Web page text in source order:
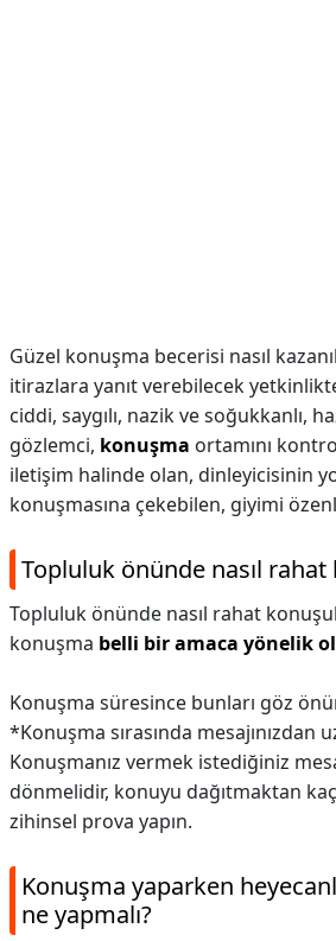
Güzel konuşma becerisi nasıl
itirazlara yanıt verebilecek
ciddi, saygılı, nazik ve soğukkanlı,
gözlemci, konuşma ortamını
iletişim halinde olan, dinleyicisinin
konuşmasına çekebilen, giyimi
Topluluk önünde nasıl
Topluluk önünde nasıl rahat
konuşma belli bir amaca yönelik
Konuşma süresince bunları göz
*Konuşma sırasında mesajınızdan
Konuşmanız vermek istediğiniz
dönmelidir, konuyu dağıtmaktan
zihinsel prova yapın.
Konuşma yaparken
ne yapmalı?